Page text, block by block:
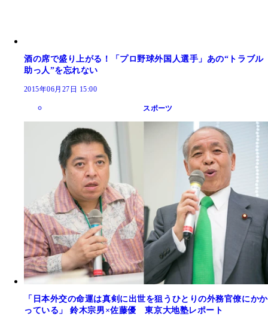
酒の席で盛り上がる！「プロ野球外国人選手」あの“トラブル
助っ人”を忘れない
2015年06月27日 15:00
スポーツ
「日本外交の命運は真剣に出世を狙うひとりの外務官僚にかか
っている」 鈴木宗男×佐藤優 東京大地塾レポート